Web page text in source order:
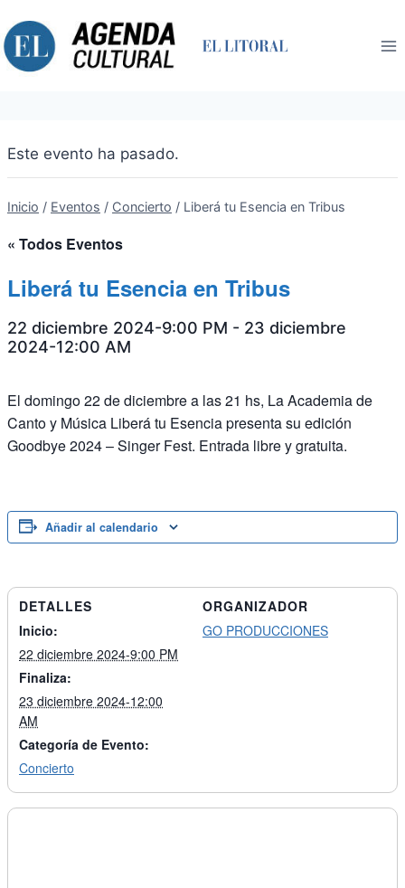
al
contenido
Este evento ha pasado.
Inicio / Eventos / Concierto / Liberá tu Esencia en Tribus
« Todos Eventos
Liberá tu Esencia en Tribus
22 diciembre 2024-9:00 PM - 23 diciembre
2024-12:00 AM
El domingo 22 de diciembre a las 21 hs, La Academia de
Canto y Música Liberá tu Esencia presenta su edición
Goodbye 2024 – Singer Fest. Entrada libre y gratuita.
Añadir al calendario
DETALLES
Inicio:
22 diciembre 2024-9:00 PM
Finaliza:
23 diciembre 2024-12:00
AM
Categoría de Evento:
Concierto
ORGANIZADOR
GO PRODUCCIONES